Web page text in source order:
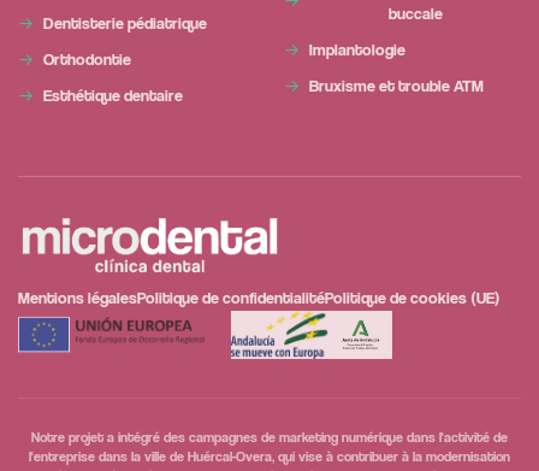
Dentisterie pédiatrique
Orthodontie
Esthétique dentaire
buccale
Implantologie
Bruxisme et trouble ATM
Mentions légalesPolitique de confidentialitéPolitique de cookies (UE)
Notre projet a intégré des campagnes de marketing numérique dans l'activité de
l'entreprise dans la ville de Huércal-Overa, qui vise à contribuer à la modernisation